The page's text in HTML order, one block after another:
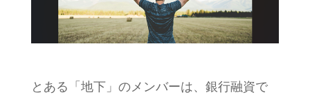
とある「地下」のメンバーは、銀行融資で